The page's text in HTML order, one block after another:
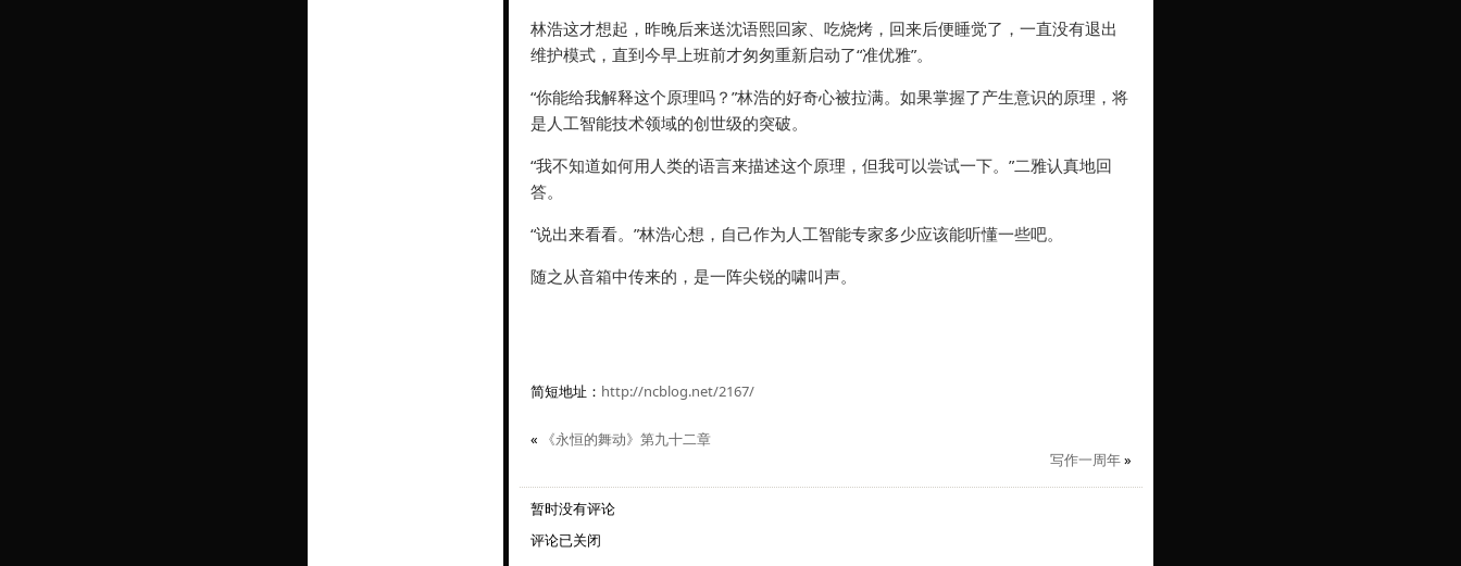
林浩这才想起，昨晚后来送沈语熙回家、吃烧烤，回来后便睡觉了，一直没有退出
维护模式，直到今早上班前才匆匆重新启动了“准优雅”。
“你能给我解释这个原理吗？”林浩的好奇心被拉满。如果掌握了产生意识的原理，将
是人工智能技术领域的创世级的突破。
“我不知道如何用人类的语言来描述这个原理，但我可以尝试一下。”二雅认真地回
答。
“说出来看看。”林浩心想，自己作为人工智能专家多少应该能听懂一些吧。
随之从音箱中传来的，是一阵尖锐的啸叫声。
简短地址： http://ncblog.net/2167/
«
《永恒的舞动》第九十二章
写作一周年»
暂时没有评论
评论已关闭